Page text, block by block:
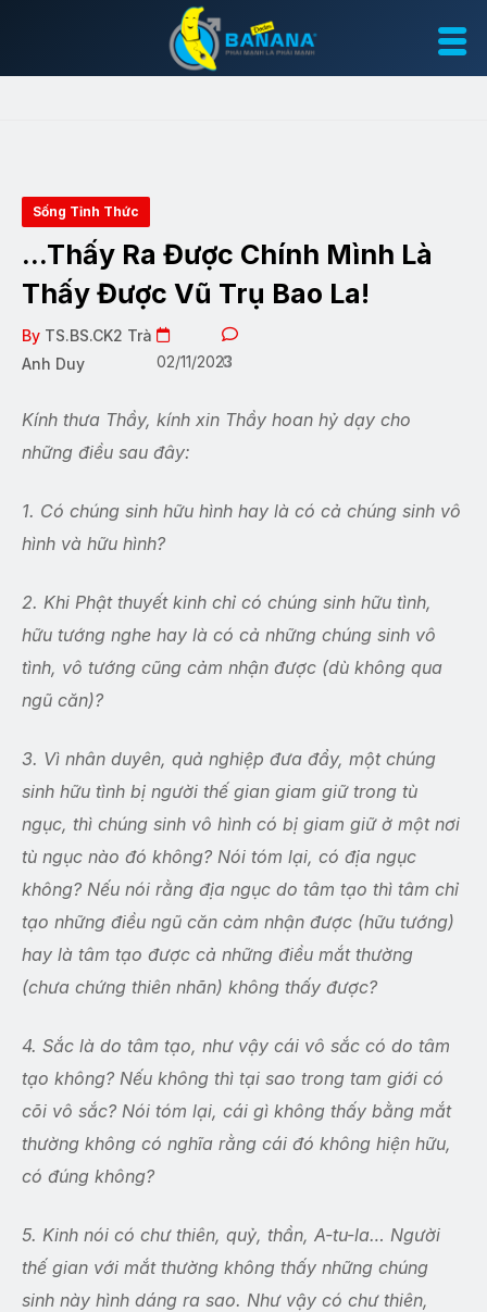
Sống Tỉnh Thức
…Thấy Ra Được Chính Mình Là
Thấy Được Vũ Trụ Bao La!
By TS.BS.CK2 Trà
Anh Duy
02/11/2023
0
Kính thưa Thầy, kính xin Thầy hoan hỷ dạy cho
những điều sau đây:
1. Có chúng sinh hữu hình hay là có cả chúng sinh vô
hình và hữu hình?
2. Khi Phật thuyết kinh chỉ có chúng sinh hữu tình,
hữu tướng nghe hay là có cả những chúng sinh vô
tình, vô tướng cũng cảm nhận được (dù không qua
ngũ căn)?
3. Vì nhân duyên, quả nghiệp đưa đẩy, một chúng
sinh hữu tình bị người thế gian giam giữ trong tù
ngục, thì chúng sinh vô hình có bị giam giữ ở một nơi
tù ngục nào đó không? Nói tóm lại, có địa ngục
không? Nếu nói rằng địa ngục do tâm tạo thì tâm chỉ
tạo những điều ngũ căn cảm nhận được (hữu tướng)
hay là tâm tạo được cả những điều mắt thường
(chưa chứng thiên nhãn) không thấy được?
4. Sắc là do tâm tạo, như vậy cái vô sắc có do tâm
tạo không? Nếu không thì tại sao trong tam giới có
cõi vô sắc? Nói tóm lại, cái gì không thấy bằng mắt
thường không có nghĩa rằng cái đó không hiện hữu,
có đúng không?
5. Kinh nói có chư thiên, quỷ, thần, A-tu-la… Người
thế gian với mắt thường không thấy những chúng
sinh này hình dáng ra sao. Như vậy có chư thiên,